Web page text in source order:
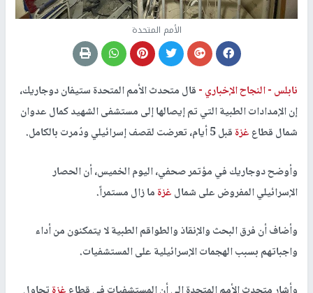
الأمم المتحدة
نابلس -النجاح الإخباري -قال متحدث الأمم المتحدة ستيفان دوجاريك،
إن الإمدادات الطبية التي تم إيصالها إلى مستشفى الشهيد كمال عدوان
شمال قطاعغزةقبل 5 أيام، تعرضت لقصف إسرائيلي ودُمرت بالكامل.
وأوضح دوجاريك في مؤتمر صحفي، اليوم الخميس، أن الحصار
الإسرائيلي المفروض على شمالغزةما زال مستمراً.
وأضاف أن فرق البحث والإنقاذ والطواقم الطبية لا يتمكنون من أداء
واجباتهم بسبب الهجمات الإسرائيلية على المستشفيات.